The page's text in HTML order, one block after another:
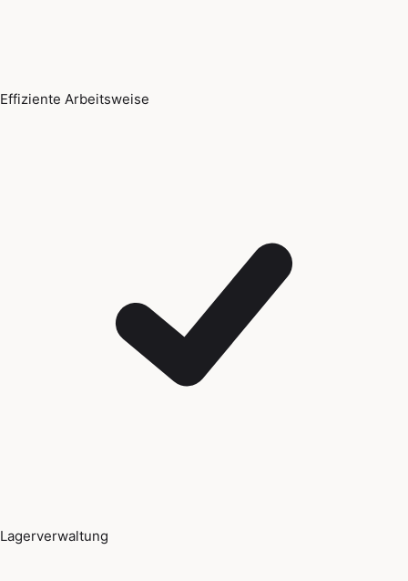
Effiziente Arbeitsweise
Lagerverwaltung